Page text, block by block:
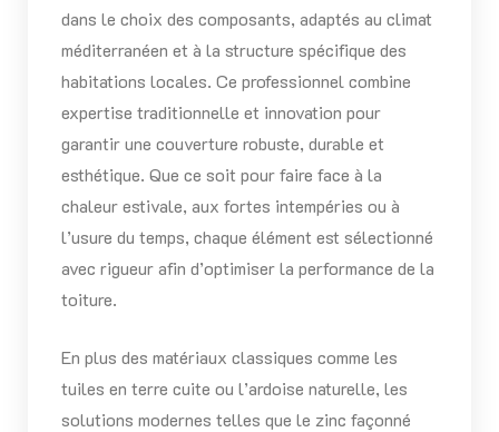
dans le choix des composants, adaptés au climat
méditerranéen et à la structure spécifique des
habitations locales. Ce professionnel combine
expertise traditionnelle et innovation pour
garantir une couverture robuste, durable et
esthétique. Que ce soit pour faire face à la
chaleur estivale, aux fortes intempéries ou à
l’usure du temps, chaque élément est sélectionné
avec rigueur afin d’optimiser la performance de la
toiture.
En plus des matériaux classiques comme les
tuiles en terre cuite ou l’ardoise naturelle, les
solutions modernes telles que le zinc façonné